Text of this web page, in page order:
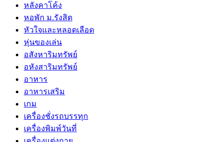
หลังคาโค้ง
หอพัก ม.รังสิต
หัวใจและหลอดเลือด
หุ่นของเล่น
อสังหาริมทรัพย์
อหังสาริมทรัพย์
อาหาร
อาหารเสริม
เกม
เครื่องชั่งรถบรรทุก
เครื่องพิมพ์วันที่